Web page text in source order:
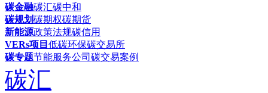
碳金融碳汇碳中和
碳规划碳期权碳期货
新能源政策法规碳信用
VERs项目 低碳环保碳交易所
碳专题节能服务公司 碳交易案例
碳汇